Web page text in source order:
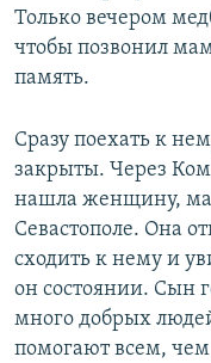
Только вечером
чтобы позвонил
память.
Сразу поехать к
закрыты. Через
нашла женщину,
Севастополе. Она
сходить к нему и
он состоянии. Сын
много добрых
помогают всем,